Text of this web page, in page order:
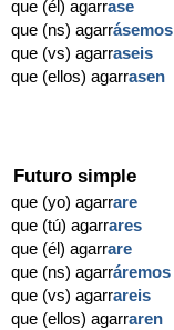
que (él) agarrase
que (ns) agarrásemos
que (vs) agarraseis
que (ellos) agarrasen
Futuro simple
que (yo) agarrare
que (tú) agarrares
que (él) agarrare
que (ns) agarráremos
que (vs) agarrareis
que (ellos) agarraren